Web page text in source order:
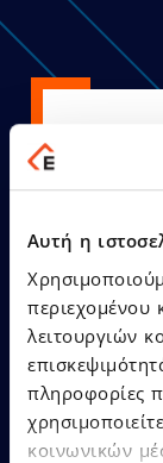
Αυτή η
περιεχομένου
λειτουργιών
πληροφορίες
κοινωνικών
Ο
of